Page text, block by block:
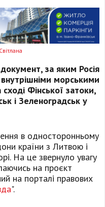
за яким Росія
морськими
Фінської затоки,
і Зеленоградськ у
в односторонньому
країни з Литвою і
На це звернуло увагу
на проєкт
на порталі правових
".